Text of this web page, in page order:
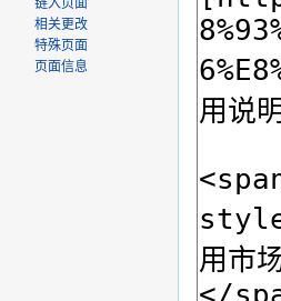
链入页面
相关更改
特殊页面
页面信息